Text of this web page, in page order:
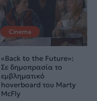
Cinema
«Back to the Future»:
Σε δημοπρασία το
εμβληματικό
hoverboard του Marty
McFly